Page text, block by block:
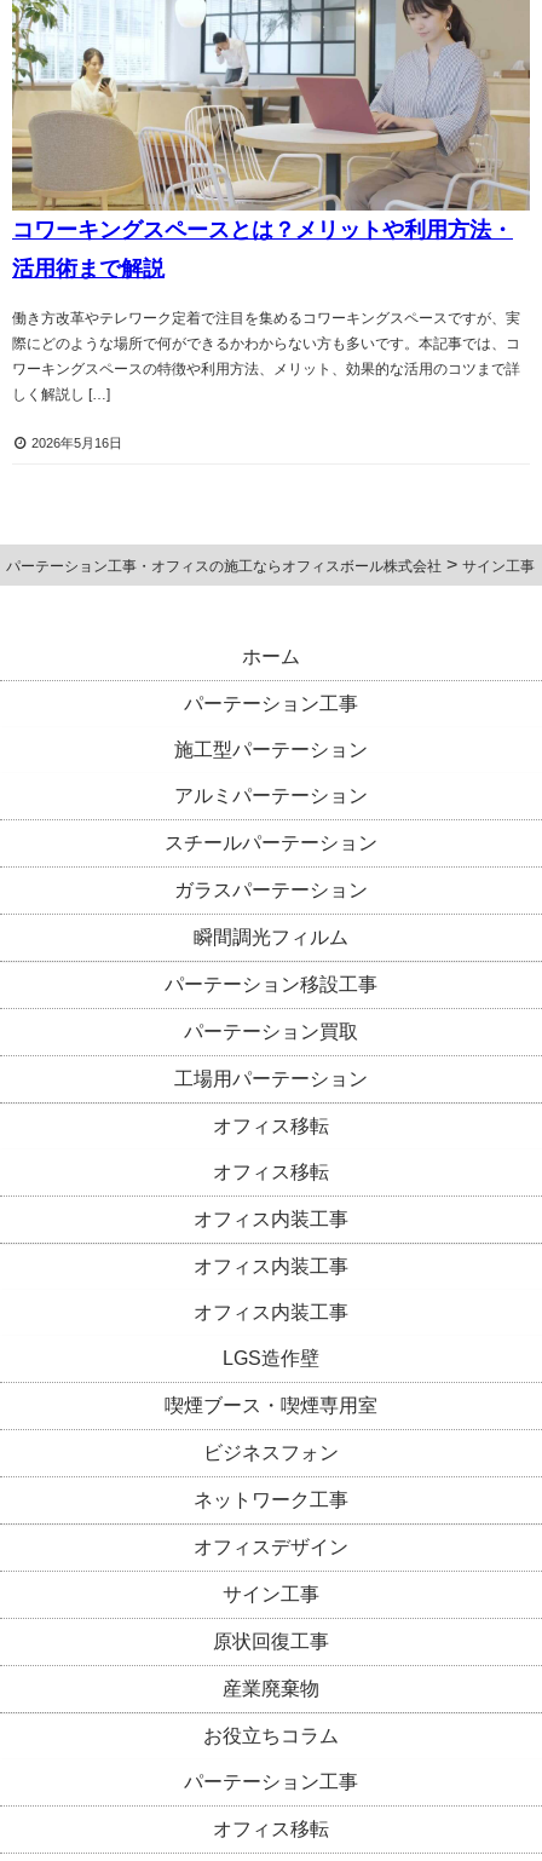
コワーキングスペースとは？メリットや利用方法・
活用術まで解説
働き方改革やテレワーク定着で注目を集めるコワーキングスペースですが、実
際にどのような場所で何ができるかわからない方も多いです。本記事では、コ
ワーキングスペースの特徴や利用方法、メリット、効果的な活用のコツまで詳
しく解説し […]
2026年5月16日
パーテーション工事・オフィスの施工ならオフィスボール株式会社 > サイン工事
ホーム
パーテーション工事
施工型パーテーション
アルミパーテーション
スチールパーテーション
ガラスパーテーション
瞬間調光フィルム
パーテーション移設工事
パーテーション買取
工場用パーテーション
オフィス移転
オフィス移転
オフィス内装工事
オフィス内装工事
オフィス内装工事
LGS造作壁
喫煙ブース・喫煙専用室
ビジネスフォン
ネットワーク工事
オフィスデザイン
サイン工事
原状回復工事
産業廃棄物
お役立ちコラム
パーテーション工事
オフィス移転